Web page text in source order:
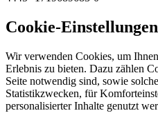
Cookie-Einstellungen
Wir verwenden Cookies, um
Erlebnis zu bieten. Dazu zählen
Seite notwendig sind, sowie
Statistikzwecken, für
personalisierter Inhalte genutzt